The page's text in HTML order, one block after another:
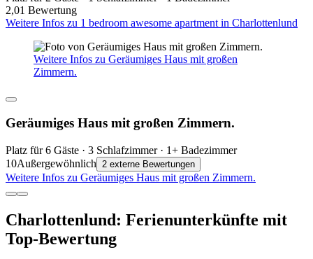
2,01 Bewertung
Weitere Infos zu 1 bedroom awesome apartment in Charlottenlund
Weitere Infos zu Geräumiges Haus mit großen
Zimmern.
Geräumiges Haus mit großen Zimmern.
Platz für 6 Gäste · 3 Schlafzimmer · 1+ Badezimmer
10Außergewöhnlich 2 externe Bewertungen
Weitere Infos zu Geräumiges Haus mit großen Zimmern.
Charlottenlund: Ferienunterkünfte mit
Top-Bewertung